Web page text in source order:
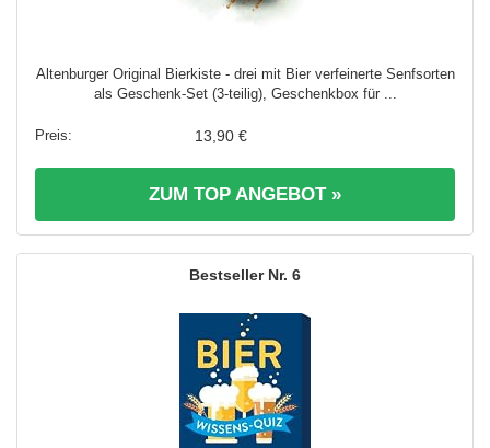
Altenburger Original Bierkiste - drei mit Bier verfeinerte Senfsorten
als Geschenk-Set (3-teilig), Geschenkbox für ...
13,90 €
ZUM TOP ANGEBOT »
6